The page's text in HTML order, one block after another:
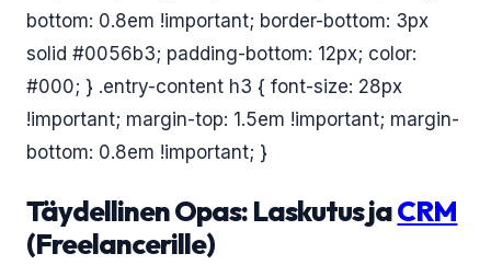
bottom: 0.8em !important; border-bottom: 3px
solid #0056b3; padding-bottom: 12px; color:
#000; } .entry-content h3 { font-size: 28px
!important; margin-top: 1.5em !important; margin-
bottom: 0.8em !important; }
Täydellinen Opas: Laskutus jaCRM
(Freelancerille)